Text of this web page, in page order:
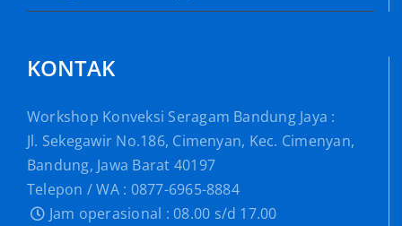
KONTAK
Workshop Konveksi Seragam Bandung Jaya :
Jl. Sekegawir No.186, Cimenyan, Kec. Cimenyan,
Bandung, Jawa Barat 40197
Telepon / WA : 0877-6965-8884
Jam operasional : 08.00 s/d 17.00